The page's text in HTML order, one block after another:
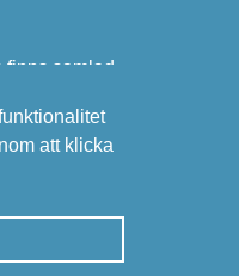
att klicka
finns samlad